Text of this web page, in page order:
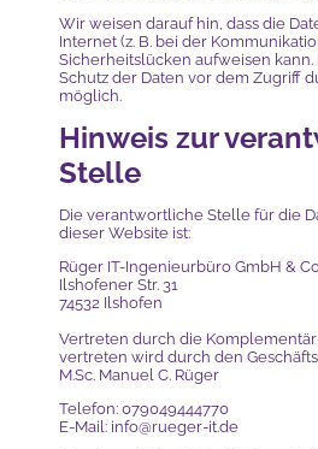
Wir weisen darauf hin, dass die
Internet (z. B. bei der
Sicherheitslücken aufweisen
Schutz der Daten vor dem Zugriff
möglich.
Hinweis zur
Stelle
Die verantwortliche Stelle für die
dieser Website ist:
Rüger IT-Ingenieurbüro GmbH &
Ilshofener Str. 31
74532 Ilshofen
Vertreten durch die
vertreten wird durch den
M.Sc. Manuel C. Rüger
Telefon: 079049444770
E-Mail: info@rueger-it.de